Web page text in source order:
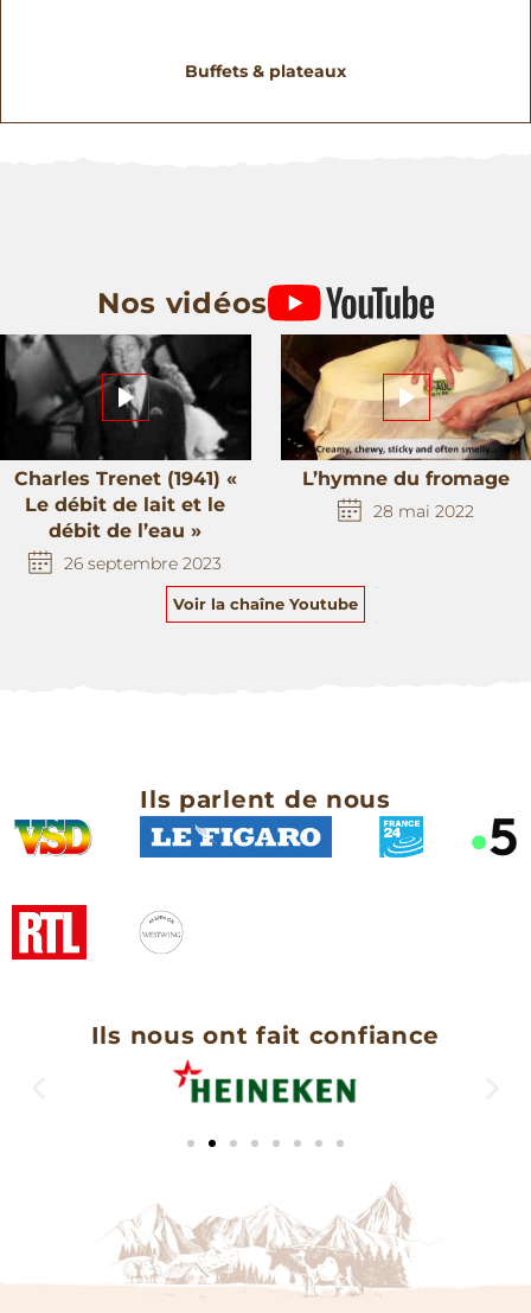
Buffets & plateaux
Nos vidéos
Charles Trenet (1941) «
Le débit de lait et le
débit de l’eau »
26 septembre 2023
L’hymne du fromage
28 mai 2022
Voir la chaîne Youtube
Ils parlent de nous
Ils nous ont fait confiance